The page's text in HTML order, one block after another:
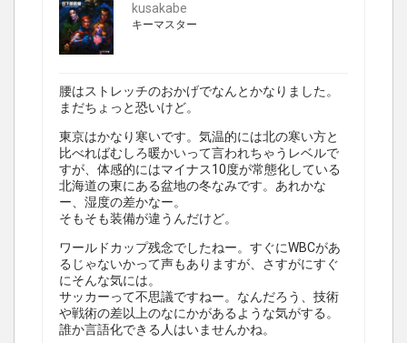
kusakabe
キーマスター
腰はストレッチのおかげでなんとかなりました。
まだちょっと恐いけど。
東京はかなり寒いです。気温的には北の寒い方と
比べればむしろ暖かいって言われちゃうレベルで
すが、体感的にはマイナス10度が常態化している
北海道の東にある盆地の冬なみです。あれかな
ー、湿度の差かなー。
そもそも装備が違うんだけど。
ワールドカップ残念でしたねー。すぐにWBCがあ
るじゃないかって声もありますが、さすがにすぐ
にそんな気には。
サッカーって不思議ですねー。なんだろう、技術
や戦術の差以上のなにかがあるような気がする。
誰か言語化できる人はいませんかね。